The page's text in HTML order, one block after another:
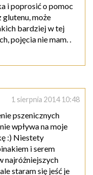
i poprosić o pomoc
może
bardziej w tej
pojęcia nie mam. .
1 sierpnia 2014 10:48
pszenicznych
wpływa na moje
:) Niestety
i serem
najróżniejszych
staram się jeść je